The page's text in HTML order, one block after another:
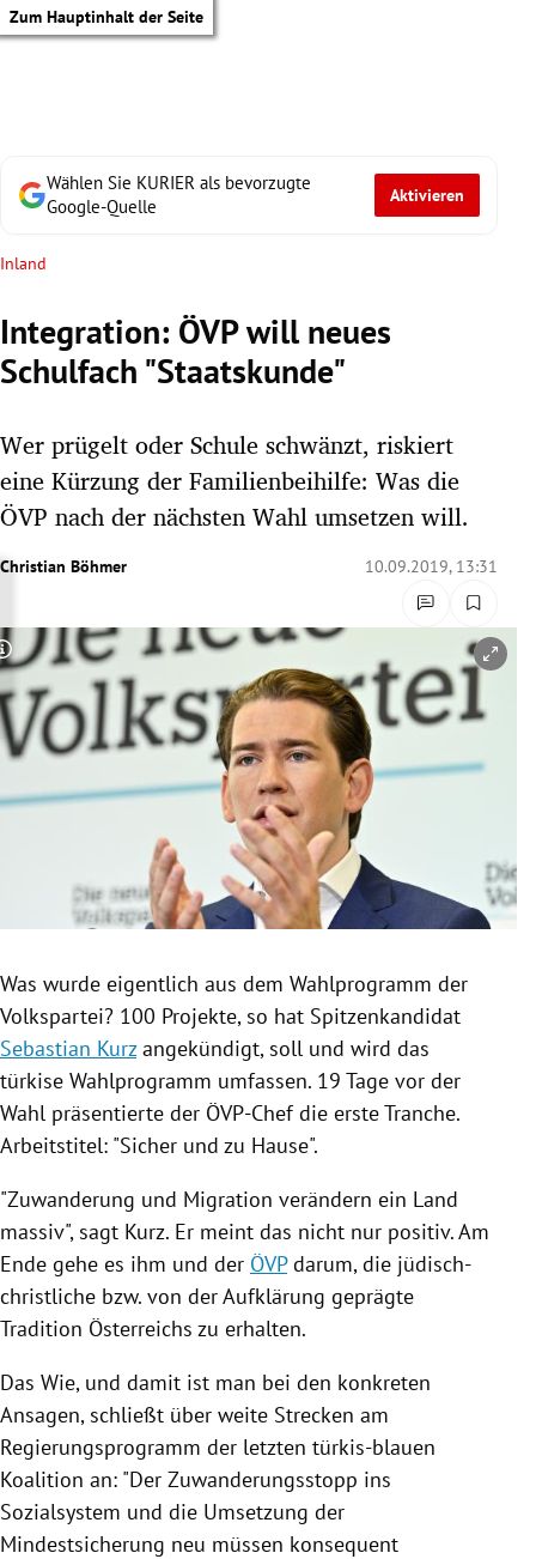
Zum Hauptinhalt der Seite
Untermenü
Untermenü
Untermenü
Untermenü
Untermenü
Untermenü
Untermenü
Wählen Sie KURIER als bevorzugte
Google-Quelle
Aktivieren
Inland
Integration: ÖVP will neues
Schulfach "Staatskunde"
Wer prügelt oder Schule schwänzt, riskiert
eine Kürzung der Familienbeihilfe: Was die
ÖVP nach der nächsten Wahl umsetzen will.
Christian Böhmer 10.09.2019, 13:31
Copyright-Hinweis öffnen/schließen
Was wurde eigentlich aus dem Wahlprogramm der
Volkspartei? 100 Projekte, so hat Spitzenkandidat
Sebastian Kurzangekündigt, soll und wird das
türkise Wahlprogramm umfassen. 19 Tage vor der
Wahl präsentierte der ÖVP-Chef die erste Tranche.
Arbeitstitel: "Sicher und zu Hause".
"Zuwanderung und Migration verändern ein Land
massiv", sagt Kurz. Er meint das nicht nur positiv. Am
Ende gehe es ihm und der ÖVPdarum, die jüdisch-
christliche bzw. von der Aufklärung geprägte
Tradition Österreichs zu erhalten.
Das Wie, und damit ist man bei den konkreten
Ansagen, schließt über weite Strecken am
Regierungsprogramm der letzten türkis-blauen
Koalition an: "Der Zuwanderungsstopp ins
Sozialsystem und die Umsetzung der
Mindestsicherung neu müssen konsequent